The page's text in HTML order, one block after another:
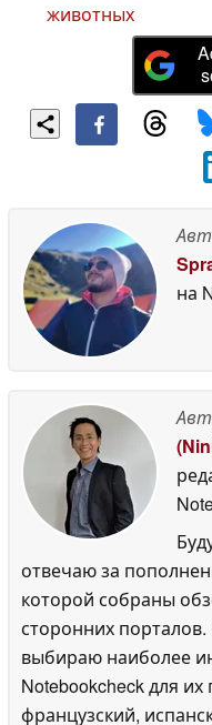
животных
на
отвечаю за
которой собраны
сторонних
выбираю наиболее
Notebookcheck для
французский,